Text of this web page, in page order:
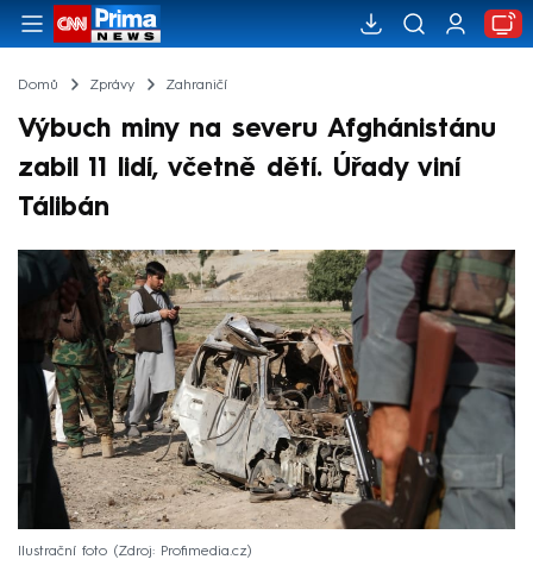
Domů Zprávy Zahraničí
Výbuch miny na severu Afghánistánu
zabil 11 lidí, včetně dětí. Úřady viní
Tálibán
Ilustrační foto Zdroj: Profimedia.cz